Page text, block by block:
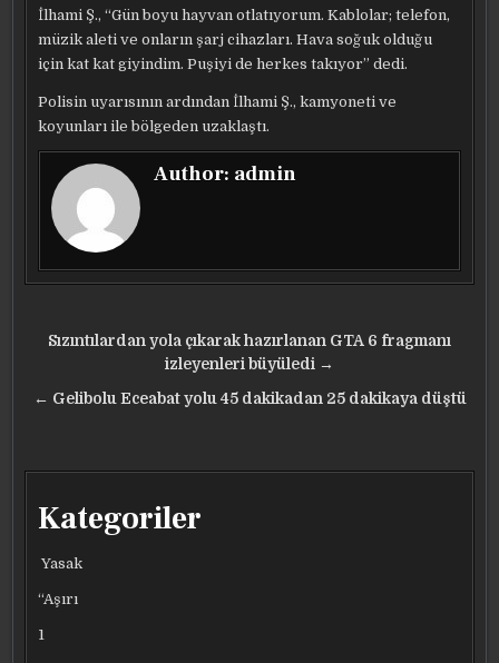
İlhami Ş., “Gün boyu hayvan otlatıyorum. Kablolar; telefon,
müzik aleti ve onların şarj cihazları. Hava soğuk olduğu
için kat kat giyindim. Puşiyi de herkes takıyor” dedi.
Polisin uyarısının ardından İlhami Ş., kamyoneti ve
koyunları ile bölgeden uzaklaştı.
Author: admin
Yazı
gezinmesi
Sızıntılardan yola çıkarak hazırlanan GTA 6 fragmanı
izleyenleri büyüledi →
← Gelibolu Eceabat yolu 45 dakikadan 25 dakikaya düştü
Kategoriler
Yasak
“Aşırı
1